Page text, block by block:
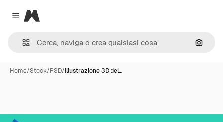
Close menu
Magnific
Cerca
Home/Stock/PSD/Illustrazione 3D del…